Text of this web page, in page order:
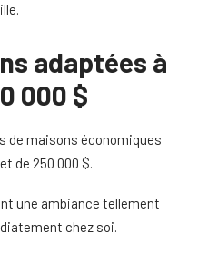
adaptées à
000 $
de maisons économiques
de 250 000 $.
une ambiance tellement
chez soi.